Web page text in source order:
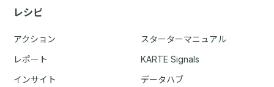
レシピ
アクション
スターターマニュアル
レポート
KARTE Signals
インサイト
データハブ